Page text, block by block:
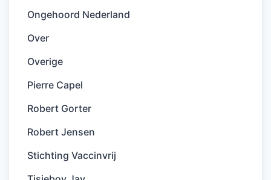
Ongehoord Nederland
Over
Overige
Pierre Capel
Robert Gorter
Robert Jensen
Stichting Vaccinvrij